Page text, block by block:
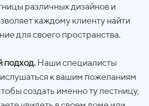
различных дизайнов и
каждому клиенту найти
для своего пространства.
подход. Наши специалисты
к вашим пожеланиям
создать именно ту лестницу,